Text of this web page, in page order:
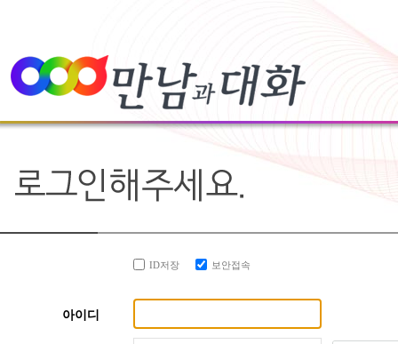
ID저장 보안접속
아이디